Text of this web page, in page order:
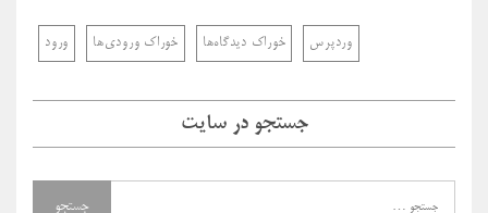
ورود خوراک ورودی‌ها خوراک دیدگاه‌ها وردپرس
جستجو در سایت